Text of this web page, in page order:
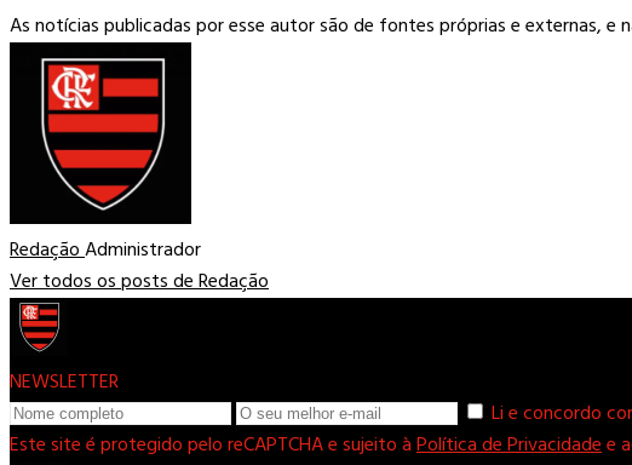
As notícias publicadas por esse autor são de fontes próprias e externas, e
RedaçãoAdministrador
Ver todos os posts de Redação
NEWSLETTER
Li e concordo
Este site é protegido pelo reCAPTCHA e sujeito àPolítica de Privacidadee